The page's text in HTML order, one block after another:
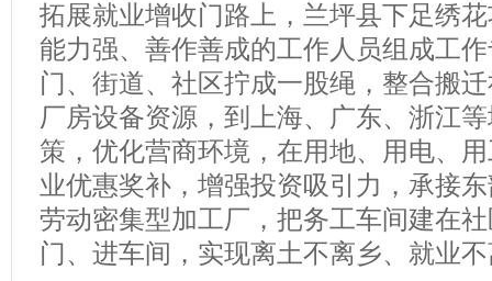
拓展就业增收门路上，兰坪县下足绣
能力强、善作善成的工作人员组成工
门、街道、社区拧成一股绳，整合搬
厂房设备资源，到上海、广东、浙江
策，优化营商环境，在用地、用电、
业优惠奖补，增强投资吸引力，承接
劳动密集型加工厂，把务工车间建在
门、进车间，实现离土不离乡、就业